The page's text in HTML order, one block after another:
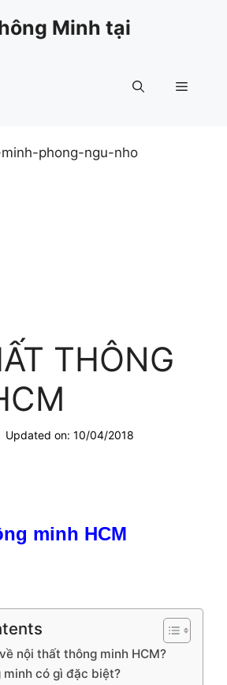
Minh tại
Menu
THÔNG
Updated on: 10/04/2018
minh HCM
nội thất thông minh HCM?
minh có gì đặc biệt?